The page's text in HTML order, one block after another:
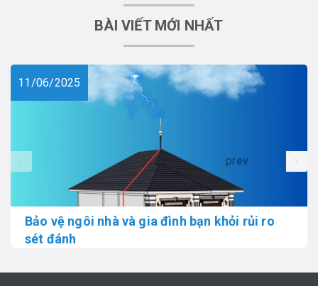
BÀI VIẾT MỚI NHẤT
11/06/2025
Bảo vệ ngôi nhà và gia đình bạn khỏi rủi ro
sét đánh
prev